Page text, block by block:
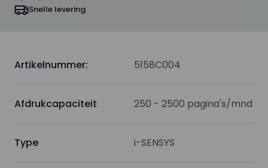
Snelle levering
Artikelnummer: 5158C004
Afdrukcapaciteit 250 - 2500 pagina's/mnd
Type i-SENSYS